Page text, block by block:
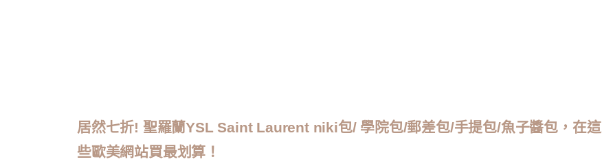
居然七折! 聖羅蘭YSL Saint Laurent niki包/ 學院包/郵差包/手提包/魚子醬包，在這
些歐美網站買最划算！